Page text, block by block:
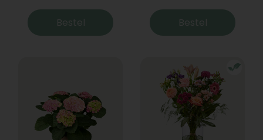
Bestel Bestel